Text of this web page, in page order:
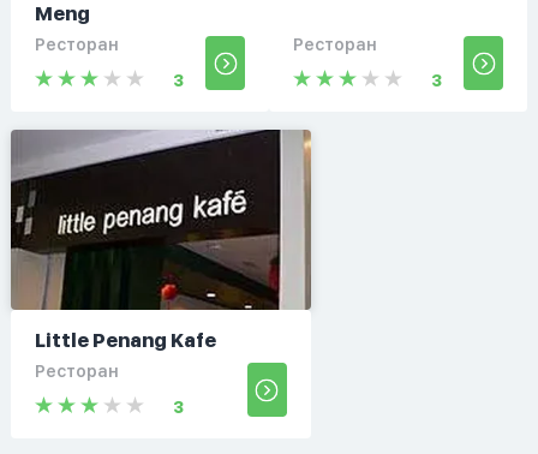
Meng
Ресторан
3
Ресторан
3
Little Penang Kafe
Ресторан
3